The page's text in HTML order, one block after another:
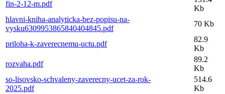
fin-2-12-m.pdf
Kb
hlavni-kniha-analyticka-bez-popisu-na-
vysku6309953865840404845.pdf
70 Kb
priloha-k-zaverecnemu-uctu.pdf
82.9
Kb
rozvaha.pdf
89.2
Kb
so-lisovsko-schvaleny-zaverecny-ucet-za-rok-
2025.pdf
514.6
Kb